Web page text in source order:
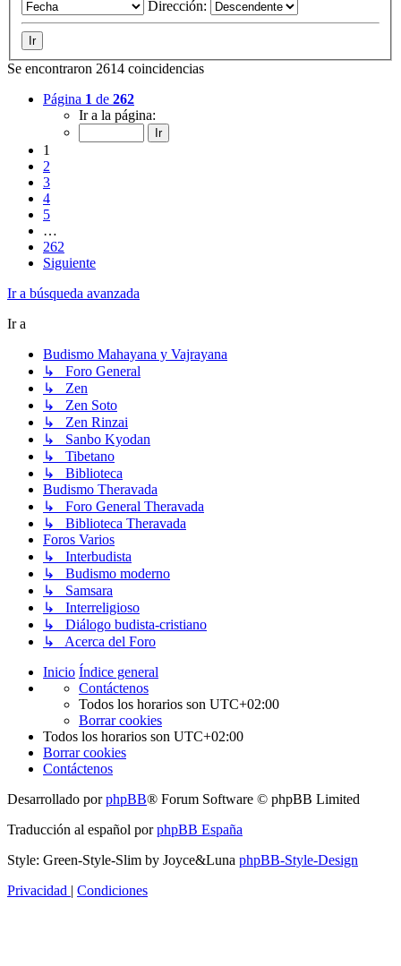
Dirección:
Se encontraron 2614 coincidencias
Página 1 de 262
Ir a la página:
1
2
3
4
5
…
262
Siguiente
Ir a búsqueda avanzada
Ir a
Budismo Mahayana y Vajrayana
↳ Foro General
↳ Zen
↳ Zen Soto
↳ Zen Rinzai
↳ Sanbo Kyodan
↳ Tibetano
↳ Biblioteca
Budismo Theravada
↳ Foro General Theravada
↳ Biblioteca Theravada
Foros Varios
↳ Interbudista
↳ Budismo moderno
↳ Samsara
↳ Interreligioso
↳ Diálogo budista-cristiano
↳ Acerca del Foro
Inicio Índice general
Contáctenos
Todos los horarios son UTC+02:00
Borrar cookies
Todos los horarios son UTC+02:00
Borrar cookies
Contáctenos
Desarrollado porphpBB® Forum Software © phpBB Limited
Traducción al español porphpBB España
Style: Green-Style-Slim by Joyce&Luna phpBB-Style-Design
Privacidad | Condiciones